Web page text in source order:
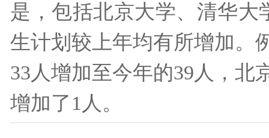
是，包括北京大学、清华
生计划较上年均有所增加。
33人增加至今年的39人，
增加了1人。